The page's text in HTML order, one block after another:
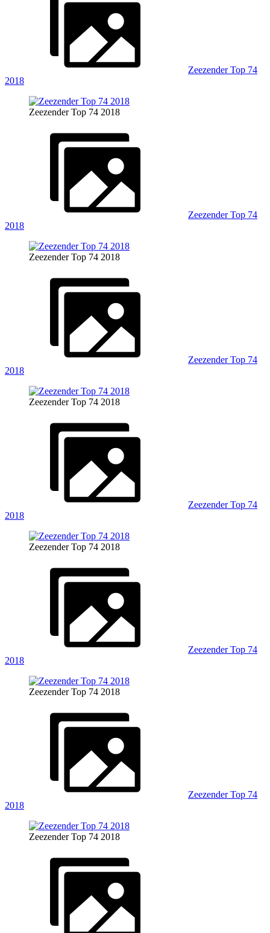
Zeezender Top 74
2018
Zeezender Top 74 2018
Zeezender Top 74
2018
Zeezender Top 74 2018
Zeezender Top 74
2018
Zeezender Top 74 2018
Zeezender Top 74
2018
Zeezender Top 74 2018
Zeezender Top 74
2018
Zeezender Top 74 2018
Zeezender Top 74
2018
Zeezender Top 74 2018